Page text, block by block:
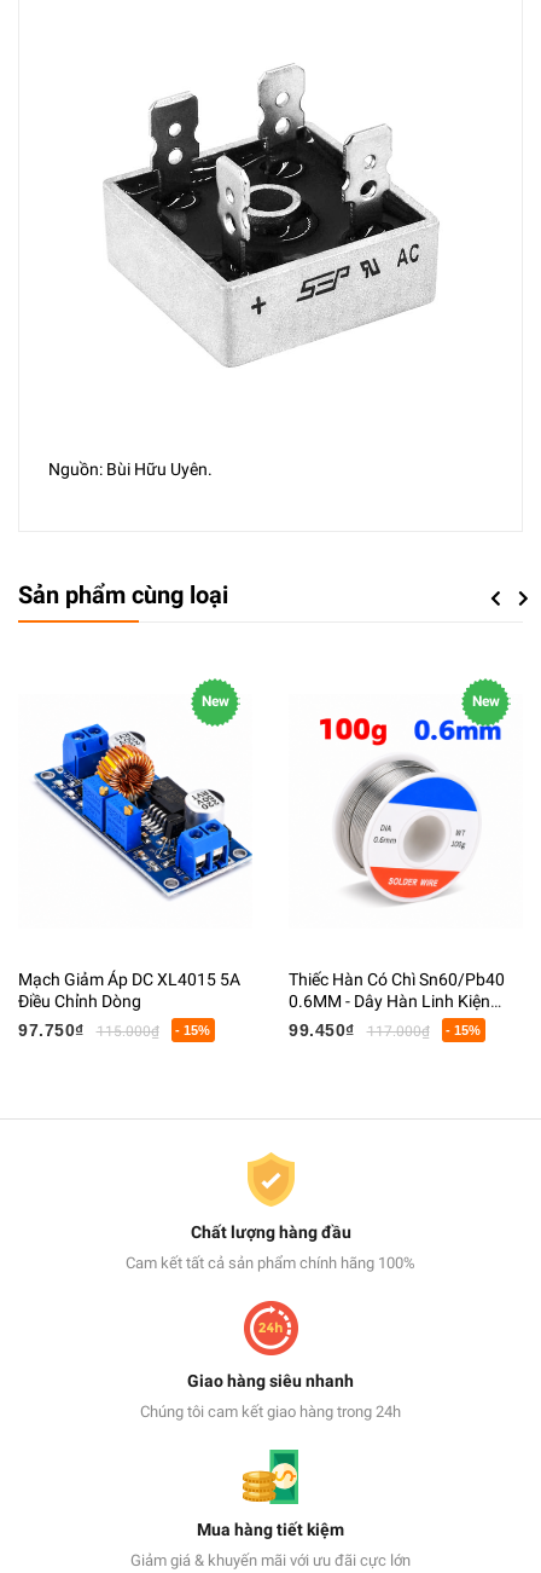
Nguồn: Bùi Hữu Uyên.
Sản phẩm cùng loại Previous
New
Mạch Giảm Áp DC XL4015 5A
Điều Chỉnh Dòng
97.750₫
115.000₫ - 15%
New
Thiếc Hàn Có Chì Sn60/Pb40
0.6MM - Dây Hàn Linh Kiện
Điện Tử Có Lõi Flux
99.450₫ 117.000₫ - 15%
Next
Chất lượng hàng đầu
Cam kết tất cả sản phẩm chính hãng 100%
Giao hàng siêu nhanh
Chúng tôi cam kết giao hàng trong 24h
Mua hàng tiết kiệm
Giảm giá & khuyến mãi với ưu đãi cực lớn